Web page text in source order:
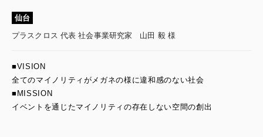
仙台
プラスクロス 代表 社会事業研究家 山田 毅 様
■VISION
全てのマイノリティがメガネの様に違和感のない社会
■MISSION
イベントを通じたマイノリティの存在しない空間の創出